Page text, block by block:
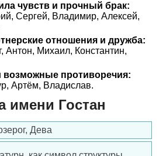
чувств и прочный брак:
Сергей, Владимир, Алексей,
отношения и дружба:
Антон, Михаил, Константин,
противоречия:
Артём, Владислав.
имени Гостан
Дева